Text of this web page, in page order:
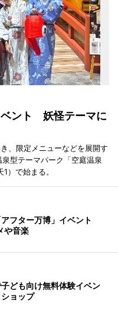
ベント 妖怪テーマに
、限定メニューなどを展開す
型テーマパーク「空庭温泉
）で始まる。
フター万博」イベント
や音楽
ども向け無料体験イベン
ョップ